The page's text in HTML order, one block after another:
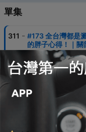
單集
311 - #173 全台灣都是
的胖子心得！｜
02 Aug 2026
310 - #172 台中好吃又
愛去哪？｜關韶
26 Jul 2026
#171 30歲以上
解答！｜關韶文